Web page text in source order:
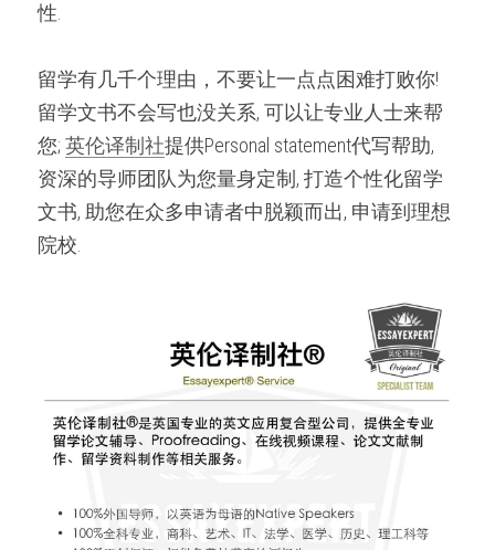
性.
留学有几千个理由，不要让一点点困难打败你!
留学文书不会写也没关系, 可以让专业人士来帮
您; 英伦译制社提供Personal statement代写帮助,
资深的导师团队为您量身定制, 打造个性化留学
文书, 助您在众多申请者中脱颖而出, 申请到理想
院校.